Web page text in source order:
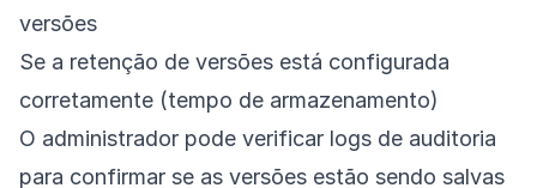
versões
Se a retenção de versões está configurada
corretamente (tempo de armazenamento)
O administrador pode verificar logs de auditoria
para confirmar se as versões estão sendo salvas